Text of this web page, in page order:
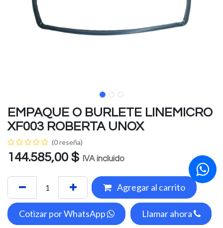
EMPAQUE O BURLETE LINEMICRO
XF003 ROBERTA UNOX
(0 reseña)
144.585,00 $ IVA incluido
Agregar al carrito
Cotizar por WhatsApp Llamar ahora